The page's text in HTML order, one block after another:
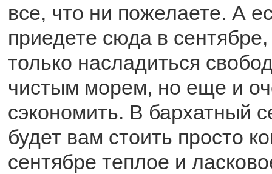
все, что ни пожелаете. А
приедете сюда в
только насладиться
чистым морем, но еще и
сэкономить. В бархатный
будет вам стоить просто
сентябре теплое и